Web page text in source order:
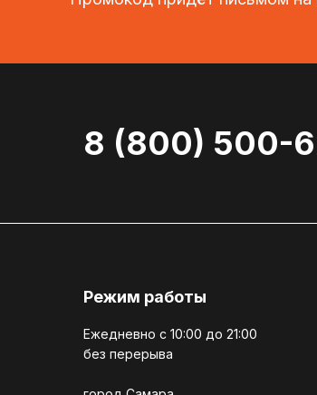
8 (800) 500-
Режим работы
Ежедневно c 10:00 до 21:00
без перерыва